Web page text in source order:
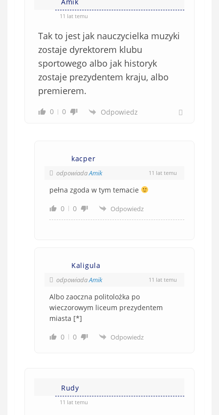
11 lat temu
Tak to jest jak nauczycielka muzyki
zostaje dyrektorem klubu
sportowego albo jak historyk
zostaje prezydentem kraju, albo
premierem.
0 0 Odpowiedz
kacper
odpowiadaAmik 11 lat temu
pełna zgoda w tym temacie
0
0 Odpowiedz
Kaligula
odpowiadaAmik 11 lat temu
Albo zaoczna politolożka po
wieczorowym liceum prezydentem
miasta [*]
0
0 Odpowiedz
Rudy
11 lat temu